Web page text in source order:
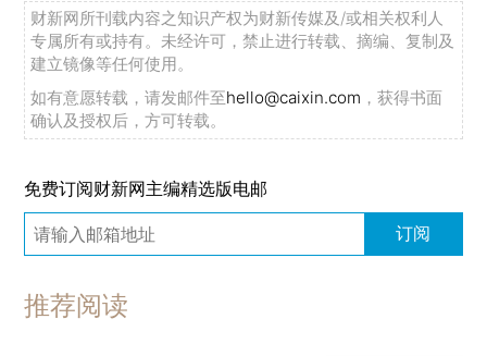
财新网所刊载内容之知识产权为财新传媒及/或相关权利人
专属所有或持有。未经许可，禁止进行转载、摘编、复制及
建立镜像等任何使用。
如有意愿转载，请发邮件至hello@caixin.com ，获得书面
确认及授权后，方可转载。
免费订阅财新网主编精选版电邮
订阅
推荐阅读